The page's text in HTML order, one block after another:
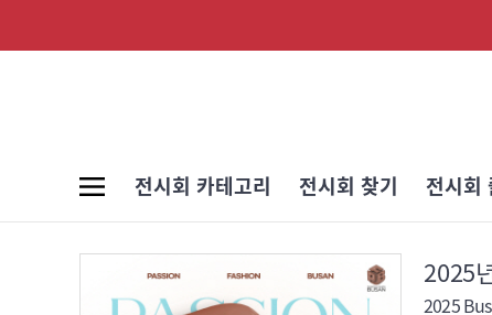
전시회 카테고리 전시회 찾기 전시회
2025
2025